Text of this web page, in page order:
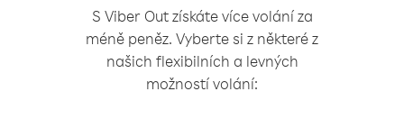
S Viber Out získáte více volání za
méně peněz. Vyberte si z některé z
našich flexibilních a levných
možností volání: